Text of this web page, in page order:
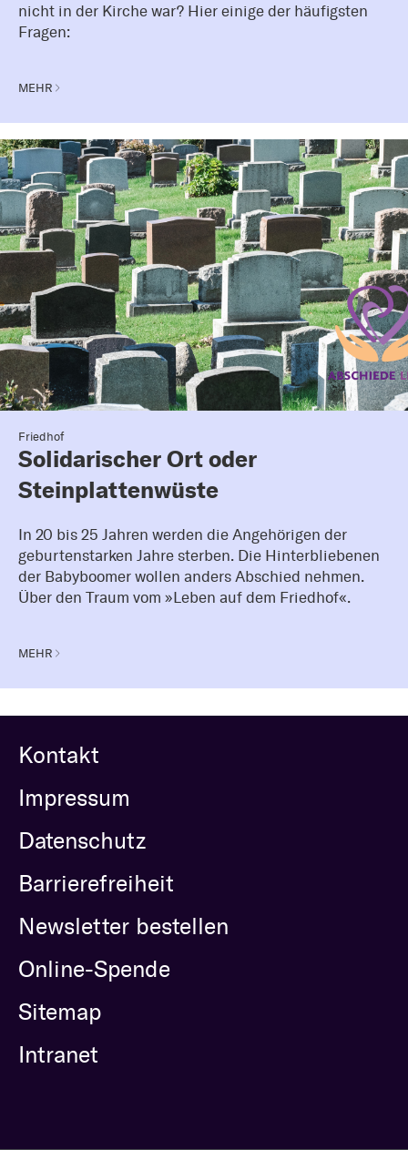
nicht in der Kirche war? Hier einige der häufigsten
Fragen:
MEHR
Friedhof
Solidarischer Ort oder
Steinplattenwüste
In 20 bis 25 Jahren werden die Angehörigen der
geburtenstarken Jahre sterben. Die Hinterbliebenen
der Babyboomer wollen anders Abschied nehmen.
Über den Traum vom »Leben auf dem Friedhof«.
MEHR
Kontakt
Impressum
Datenschutz
Barrierefreiheit
Newsletter bestellen
Online-Spende
Sitemap
Intranet